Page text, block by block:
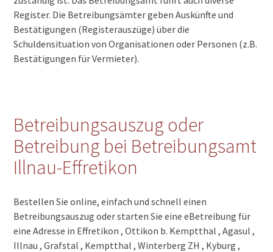
Register. Die Betreibungsämter geben Auskünfte und
Bestätigungen (Registerauszüge) über die
Schuldensituation von Organisationen oder Personen (z.B.
Bestätigungen für Vermieter).
Betreibungsauszug oder
Betreibung bei Betreibungsamt
Illnau-Effretikon
Bestellen Sie online, einfach und schnell einen
Betreibungsauszug oder starten Sie eine eBetreibung für
eine Adresse in Effretikon , Ottikon b. Kemptthal , Agasul ,
Illnau , Grafstal , Kemptthal , Winterberg ZH , Kyburg ,